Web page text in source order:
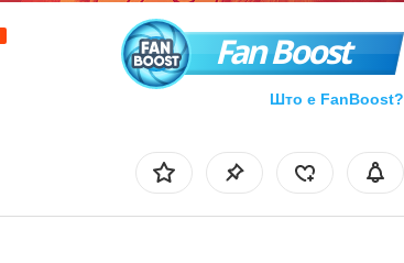
Fan Boost
Што е FanBoost?